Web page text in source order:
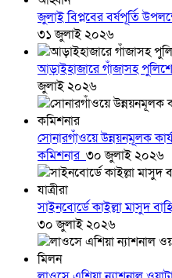
জুলাই বিপ্লবের বর্ষপূর্তি
৩১ জুলাই ২০২৬
আড়াইহাজারে গাঁজাসহ
জুলাই ২০২৬
সোনারগাঁওয়ে উন্নয়নমূলক
কমিশনার ৩০ জুলাই ২০২৬
সাইনবোর্ডে কাইল্লা মাসুদ
৩০ জুলাই ২০২৬